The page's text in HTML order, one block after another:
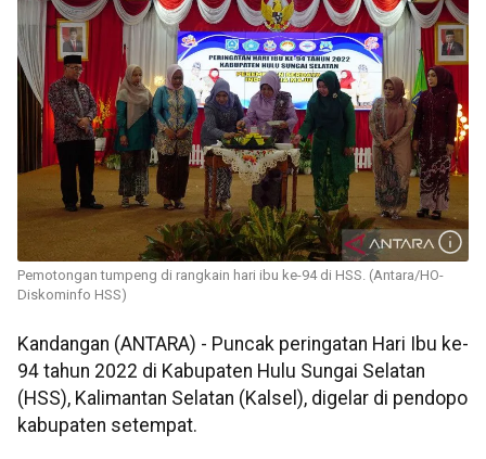
Pemotongan tumpeng di rangkain hari ibu ke-94 di HSS. (Antara/HO-
Diskominfo HSS)
Kandangan (ANTARA) - Puncak peringatan Hari Ibu ke-
94 tahun 2022 di Kabupaten Hulu Sungai Selatan
(HSS), Kalimantan Selatan (Kalsel), digelar di pendopo
kabupaten setempat.